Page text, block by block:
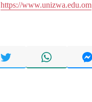
https://www.unizwa.edu.om